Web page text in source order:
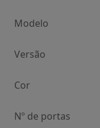
Modelo
Versão
Cor
Nº de portas